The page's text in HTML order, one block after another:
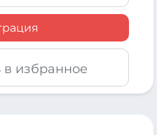
в избранное